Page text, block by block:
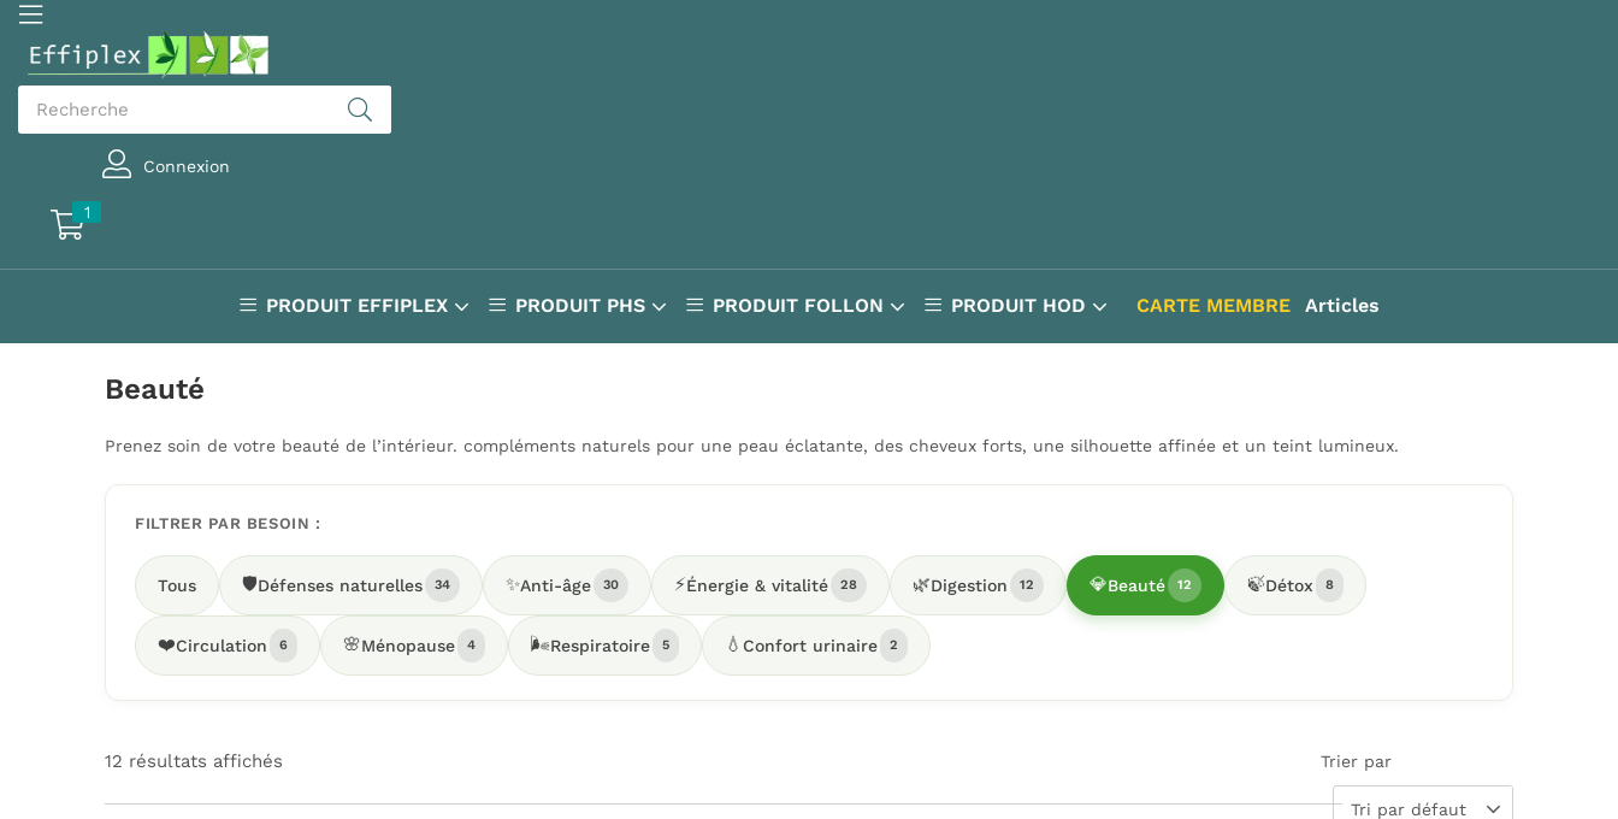
Connexion
1
PRODUIT EFFIPLEX PRODUIT PHS PRODUIT FOLLON PRODUIT HOD CARTE MEMBRE Articles
Beauté
Prenez soin de votre beauté de l’intérieur. compléments naturels pour une peau éclatante, des cheveux forts, une silhouette affinée et un teint lumineux.
FILTRER PAR BESOIN :
Tous 🛡️Défenses naturelles 34 ✨Anti-âge 30 ⚡Énergie & vitalité 28 🌿Digestion 12 💎Beauté 12 🍃Détox 8
❤️Circulation 6 🌸Ménopause 4 🌬️Respiratoire 5 💧 Confort urinaire 2
12 résultats affichés Trier par
Tri par défaut